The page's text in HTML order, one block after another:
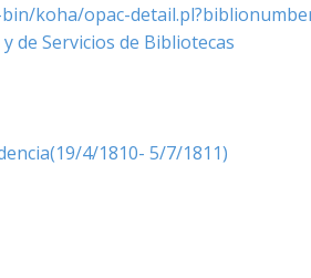
koha/opac-
de Servicios de Bibliotecas
4/1810- 5/7/1811)